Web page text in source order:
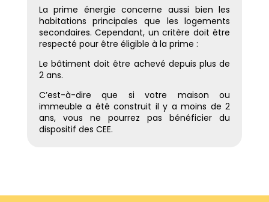
La prime énergie concerne aussi bien les
habitations principales que les logements
secondaires. Cependant, un critère doit être
respecté pour être éligible à la prime :
Le bâtiment doit être achevé depuis plus de
2 ans.
C’est-à-dire que si votre maison ou
immeuble a été construit il y a moins de 2
ans, vous ne pourrez pas bénéficier du
dispositif des CEE.